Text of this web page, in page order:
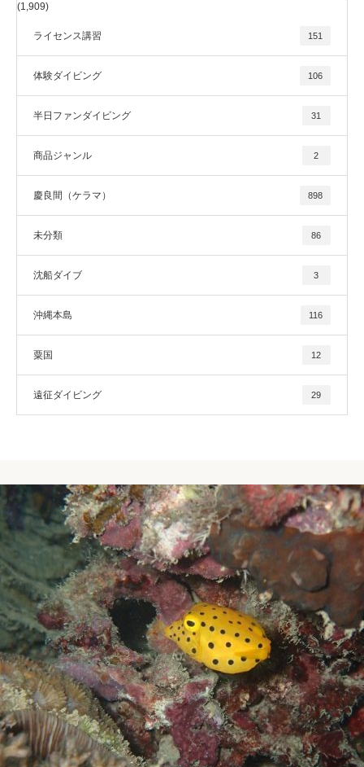
(1,909)
ライセンス講習 151
体験ダイビング 106
半日ファンダイビング 31
商品ジャンル 2
慶良間（ケラマ） 898
未分類 86
沈船ダイブ 3
沖縄本島 116
粟国 12
遠征ダイビング 29